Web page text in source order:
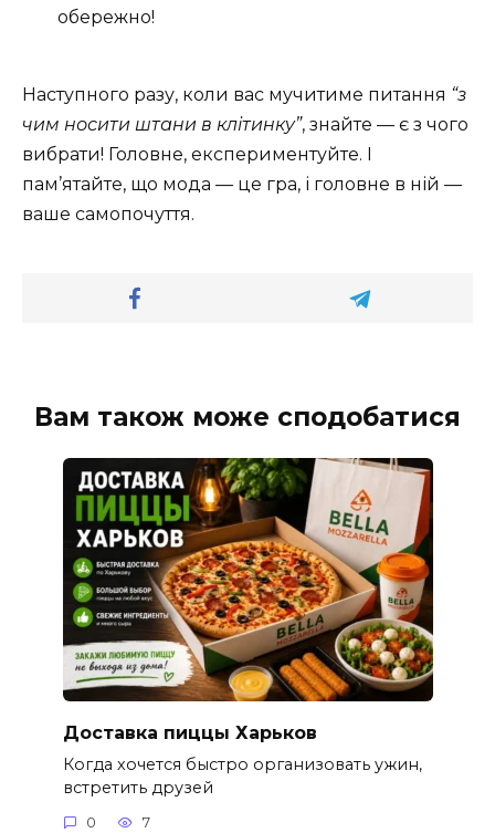
обережно!
Наступного разу, коли вас мучитиме питання “з
чим носити штани в клітинку”, знайте — є з чого
вибрати! Головне, експериментуйте. І
пам’ятайте, що мода — це гра, і головне в ній —
ваше самопочуття.
Вам також може сподобатися
Доставка пиццы Харьков
Когда хочется быстро организовать ужин,
встретить друзей
0 7